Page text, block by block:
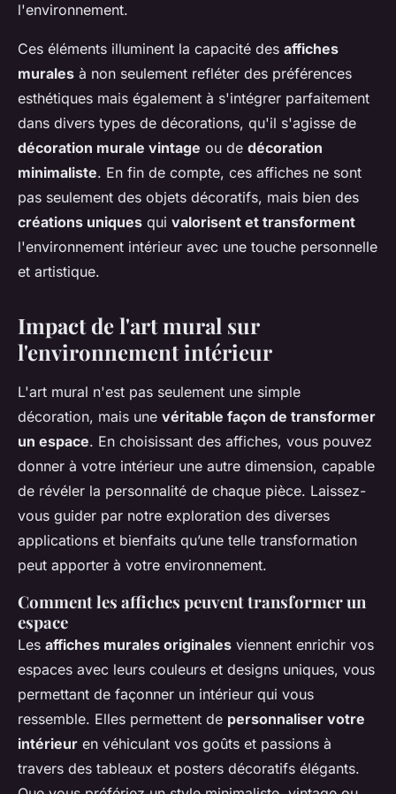
l'environnement.
Ces éléments illuminent la capacité des affiches
murales à non seulement refléter des préférences
esthétiques mais également à s'intégrer parfaitement
dans divers types de décorations, qu'il s'agisse de
décoration murale vintage ou de décoration
minimaliste. En fin de compte, ces affiches ne sont
pas seulement des objets décoratifs, mais bien des
créations uniques qui valorisent et transforment
l'environnement intérieur avec une touche personnelle
et artistique.
Impact de l'art mural sur
l'environnement intérieur
L'art mural n'est pas seulement une simple
décoration, mais une véritable façon de transformer
un espace. En choisissant des affiches, vous pouvez
donner à votre intérieur une autre dimension, capable
de révéler la personnalité de chaque pièce. Laissez-
vous guider par notre exploration des diverses
applications et bienfaits qu’une telle transformation
peut apporter à votre environnement.
Comment les affiches peuvent transformer un
espace
Les affiches murales originales viennent enrichir vos
espaces avec leurs couleurs et designs uniques, vous
permettant de façonner un intérieur qui vous
ressemble. Elles permettent de personnaliser votre
intérieur en véhiculant vos goûts et passions à
travers des tableaux et posters décoratifs élégants.